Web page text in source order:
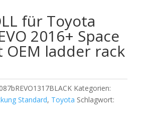
für Toyota
2016+ Space
OEM ladder rack
087bREVO1317BLACK Kategorien:
Standard, Toyota Schlagwort: